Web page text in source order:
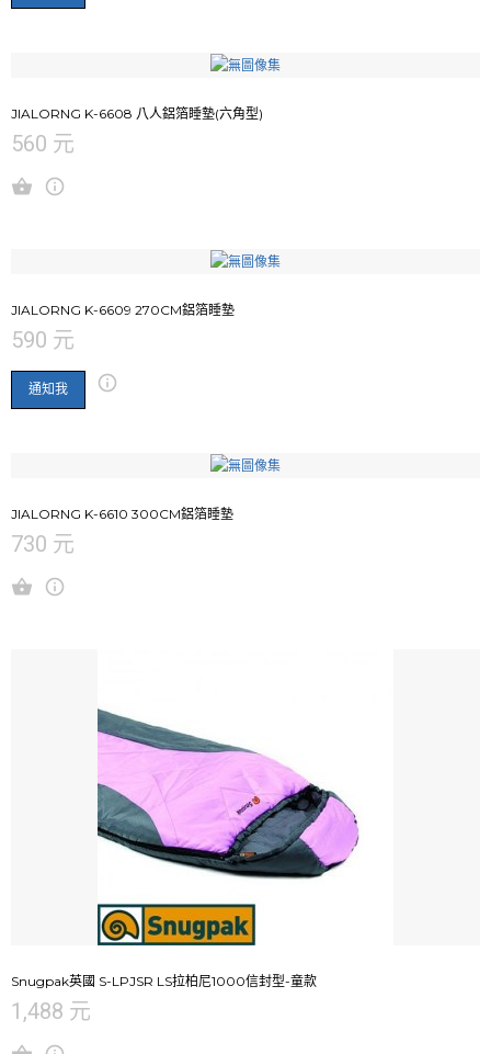
JIALORNG K-6608 八人鋁箔睡墊(六角型)
560 元
JIALORNG K-6609 270CM鋁箔睡墊
590 元
通知我
JIALORNG K-6610 300CM鋁箔睡墊
730 元
Snugpak英國 S-LPJSR LS拉柏尼1000信封型-童款
1,488 元